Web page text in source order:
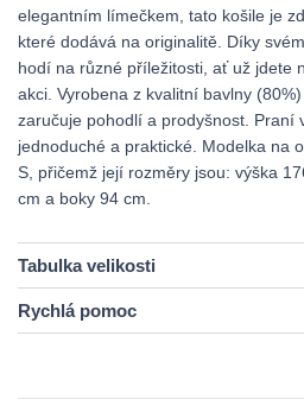
elegantním límečkem, tato košile je
které dodává na originalitě. Díky
hodí na různé příležitosti, ať už jdete
akci. Vyrobena z kvalitní bavlny
zaručuje pohodlí a prodyšnost. Praní
jednoduché a praktické. Modelka na
S, přičemž její rozměry jsou: výška
cm a boky 94 cm.
Tabulka velikosti
Rychlá pomoc